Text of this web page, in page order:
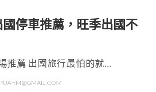
停車推薦，旺季出國不
推薦 出國旅行最怕的就…